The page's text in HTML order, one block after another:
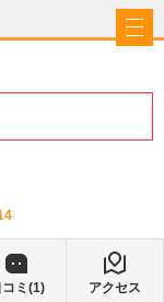
コミ(1) アクセス